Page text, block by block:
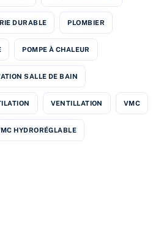
DURABLE PLOMBIER
POMPE À CHALEUR
SALLE DE BAIN
VENTILLATION VMC
HYDRORÉGLABLE